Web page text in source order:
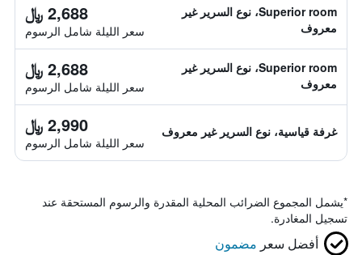
Superior room، نوع السرير غير
معروف
2,688 ﷼
سعر الليلة شامل الرسوم
Superior room، نوع السرير غير
معروف
2,688 ﷼
سعر الليلة شامل الرسوم
غرفة قياسية، نوع السرير غير معروف 2,990 ﷼
سعر الليلة شامل الرسوم
*يشمل المجموع الضرائب المحلية المقدرة والرسوم المستحقة عند
تسجيل المغادرة.
أفضل سعر مضمون